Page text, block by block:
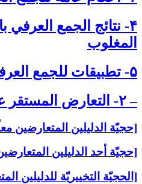
۴- نتائج الجمع العرفي
المغلوب‏
۵- تطبيقات للجمع العرفي‏
– ۲- التعارض المستقر على‏ ضوء دليل الحجّية
[حجيّة الدليلين المتعارضين
[حجيّة أحد الدليلين
[الحجيّة التخييريّة للدليلين